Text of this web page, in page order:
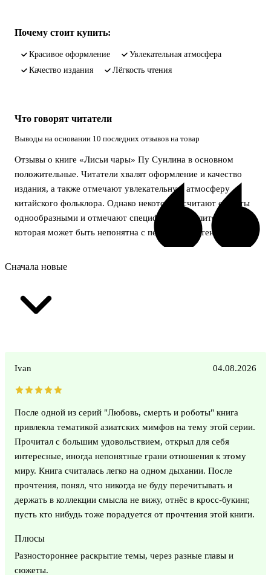
Почему стоит купить:
красивое оформление
увлекательная атмосфера
качество издания
лёгкость чтения
Что говорят читатели
Выводы на основании 10 последних отзывов на товар
Отзывы о книге «Лисьи чары» Пу Сунлина в основном
положительные. Читатели хвалят оформление и качество
издания, а также отмечают увлекательную атмосферу
китайского фольклора. Однако некоторые считают сюжеты
однообразными и отмечают специфику менталитета,
которая может быть непонятна с первого прочтения.
Сначала новые
Ivan 04.08.2026
После одной из серий "Любовь, смерть и роботы" книга
привлекла тематикой азиатских мимфов на тему этой серии.
Прочитал с большим удовольствием, открыл для себя
интересные, иногда непонятные грани отношения к этому
миру. Книга считалась легко на одном дыхании. После
прочтения, понял, что никогда не буду перечитывать и
держать в коллекции смысла не вижу, отнёс в кросс-букинг,
пусть кто нибудь тоже порадуется от прочтения этой книги.
Плюсы
Разностороннее раскрытие темы, через разные главы и
сюжеты.